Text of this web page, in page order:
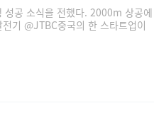
성공 소식을 전했다. 2000m 상공에
기 @JTBC ​중국의 한 스타트업이